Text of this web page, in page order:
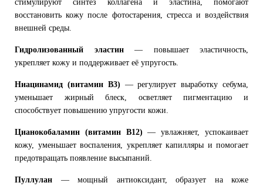
стимулируют синтез коллагена и эластина, помогают
восстановить кожу после фотостарения, стресса и воздействия
внешней среды.
Гидролизованный эластин— повышает эластичность,
укрепляет кожу и поддерживает её упругость.
Ниацинамид (витамин B3) — регулирует выработку себума,
уменьшает жирный блеск, осветляет пигментацию и
способствует повышению упругости кожи.
Цианокобаламин (витамин B12) — увлажняет, успокаивает
кожу, уменьшает воспаления, укрепляет капилляры и помогает
предотвращать появление высыпаний.
Пуллулан — мощный антиоксидант, образует на коже